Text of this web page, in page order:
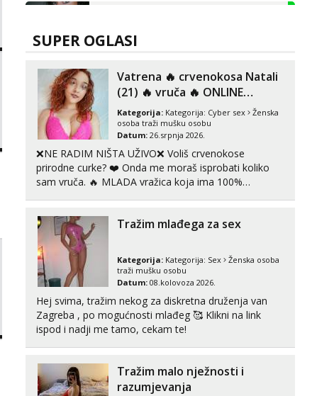
tel:0,93€ - mob:1,12€ min
Anđela
Čekam tvoj poziv!
tel:0,93€ - mob:1,12€ min
Liliana
Razgovaram :)
Tel:064/677-677- Kod: #69
tel:0,93€ - mob:1,12€ min
064/677-677- Kod: #04
Biljana
Razgovaram :)
Tel:064/677-677- Kod: #132
tel:0,93€ - mob:1,12€ min
Obavijesti me kada se oslobodi
SUPER OGLASI
Vatrena ‎️‍🔥 crvenokosa Natali
(21) ‎️‍🔥 vruča‎ ️‍🔥 ONLINE
ZABAVA
Kategorija: Kategorija: Cyber sex
Ženska
osoba traži mušku osobu
Datum: 26.srpnja 2026.
❌NE RADIM NIŠTA UŽIVO❌ Voliš crvenokose
prirodne curke? ❤️ Onda me moraš isprobati koliko
sam vruča.‎ ️‍🔥 MLADA vražica koja ima 100%
možeš pranaći nešto po svojoj mjeri. Sexi videa s
kolegica...
Tražim mlađega za sex
Kategorija: Kategorija: Sex
Ženska osoba
traži mušku osobu
Datum: 08.kolovoza 2026.
Hej svima, tražim nekog za diskretna druženja van
Zagreba , po mogućnosti mlađeg 🥰 Klikni na link
ispod i nadji me tamo, cekam te!
Tražim malo nježnosti i
razumjevanja